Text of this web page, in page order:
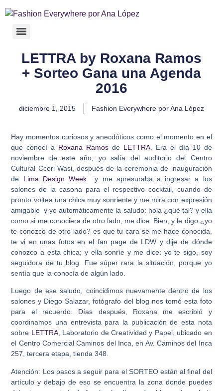
LETTRA by Roxana Ramos
+ Sorteo Gana una Agenda
2016
diciembre 1, 2015 Fashion Everywhere por Ana López
Hay momentos curiosos y anecdóticos como el momento en el
que conocí a Roxana Ramos de LETTRA. Era el día 10 de
noviembre de este año; yo salía del auditorio del Centro
Cultural Ccori Wasi, después de la ceremonia de inauguración
de Lima Design Week
y me apresuraba a ingresar a los
salones de la casona para el respectivo cocktail, cuando de
pronto voltea una chica muy sonriente y me mira con expresión
amigable y yo automáticamente la saludo: hola ¿qué tal? y ella
como si me conociera de otro lado, me dice: Bien, y le digo ¿yo
te conozco de otro lado? es que tu cara se me hace conocida,
te vi en unas fotos en el fan page de LDW y dije de dónde
conozco a esta chica; y ella sonríe y me dice: yo te sigo, soy
seguidora de tu blog. Fue súper rara la situación, porque yo
sentía que la conocía de algún lado.
Luego de ese saludo, coincidimos nuevamente dentro de los
salones y Diego Salazar, fotógrafo del blog nos tomó esta foto
para el recuerdo. Días después, Roxana me escribió y
coordinamos una entrevista para la publicación de esta nota
sobre LETTRA, Laboratorio de Creatividad y Papel, ubicado en
el Centro Comercial Caminos del Inca, en Av. Caminos del Inca
257, tercera etapa, tienda 348.
Atención: Los pasos a seguir para el SORTEO están al final del
artículo y debajo de eso se encuentra la zona donde puedes